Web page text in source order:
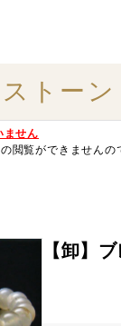
トー
ません
閲覧ができませんの
【卸】